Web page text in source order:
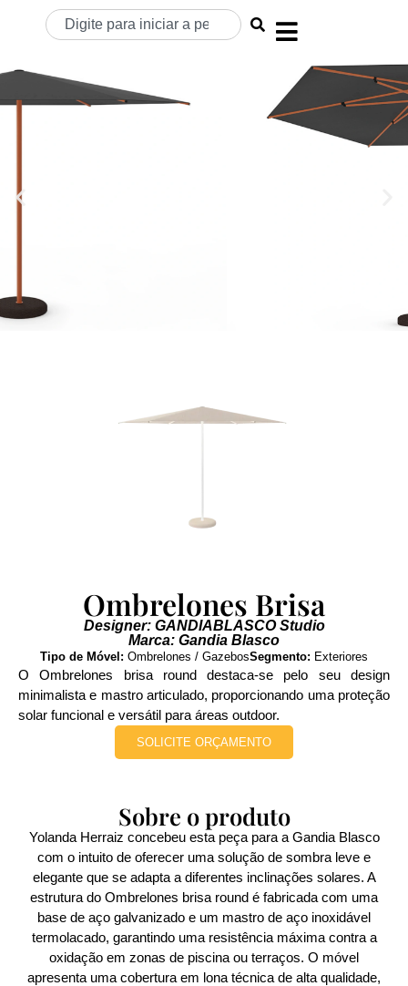
Ombrelones Brisa
Designer: GANDIABLASCO Studio
Marca: Gandia Blasco
Tipo de Móvel: Ombrelones / GazebosSegmento: Exteriores
O Ombrelones brisa round destaca-se pelo seu design
minimalista e mastro articulado, proporcionando uma proteção
solar funcional e versátil para áreas outdoor.
SOLICITE ORÇAMENTO
Sobre o produto
Yolanda Herraiz concebeu esta peça para a Gandia Blasco
com o intuito de oferecer uma solução de sombra leve e
elegante que se adapta a diferentes inclinações solares. A
estrutura do Ombrelones brisa round é fabricada com uma
base de aço galvanizado e um mastro de aço inoxidável
termolacado, garantindo uma resistência máxima contra a
oxidação em zonas de piscina ou terraços. O móvel
apresenta uma cobertura em lona técnica de alta qualidade,